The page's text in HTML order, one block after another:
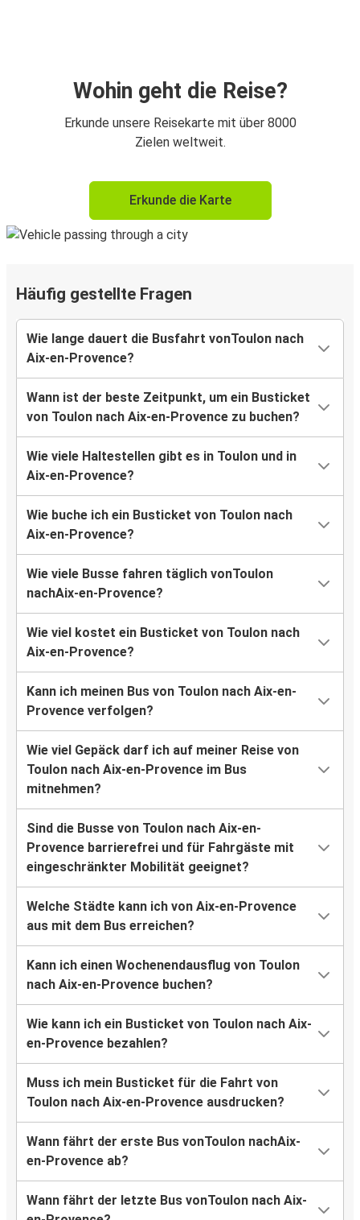
Wohin geht die Reise?
Erkunde unsere Reisekarte mit über 8000
Zielen weltweit.
Erkunde die Karte
Häufig gestellte Fragen
Wie lange dauert die Busfahrt vonToulon nach
Aix-en-Provence?
Wann ist der beste Zeitpunkt, um ein Busticket
von Toulon nach Aix-en-Provence zu buchen?
Wie viele Haltestellen gibt es in Toulon und in
Aix-en-Provence?
Wie buche ich ein Busticket von Toulon nach
Aix-en-Provence?
Wie viele Busse fahren täglich vonToulon
nachAix-en-Provence?
Wie viel kostet ein Busticket von Toulon nach
Aix-en-Provence?
Kann ich meinen Bus von Toulon nach Aix-en-
Provence verfolgen?
Wie viel Gepäck darf ich auf meiner Reise von
Toulon nach Aix-en-Provence im Bus
mitnehmen?
Sind die Busse von Toulon nach Aix-en-
Provence barrierefrei und für Fahrgäste mit
eingeschränkter Mobilität geeignet?
Welche Städte kann ich von Aix-en-Provence
aus mit dem Bus erreichen?
Kann ich einen Wochenendausflug von Toulon
nach Aix-en-Provence buchen?
Wie kann ich ein Busticket von Toulon nach Aix-
en-Provence bezahlen?
Muss ich mein Busticket für die Fahrt von
Toulon nach Aix-en-Provence ausdrucken?
Wann fährt der erste Bus vonToulon nachAix-
en-Provence ab?
Wann fährt der letzte Bus vonToulon nach Aix-